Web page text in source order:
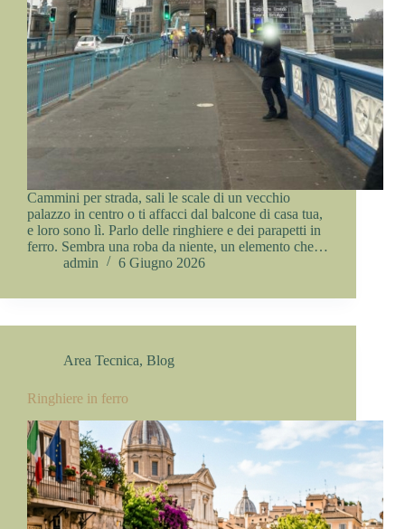
Cammini per strada, sali le scale di un vecchio
palazzo in centro o ti affacci dal balcone di casa tua,
e loro sono lì. Parlo delle ringhiere e dei parapetti in
ferro. Sembra una roba da niente, un elemento che…
admin
6 Giugno 2026
Area Tecnica, Blog
Ringhiere in ferro